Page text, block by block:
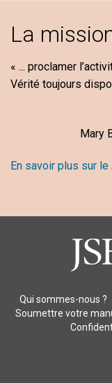
La
« ... proclamer
Vérité toujours
Mary
En savoir plus sur le
Qui sommes-nous ?
Soumettre votre